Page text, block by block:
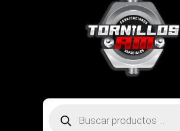
productos